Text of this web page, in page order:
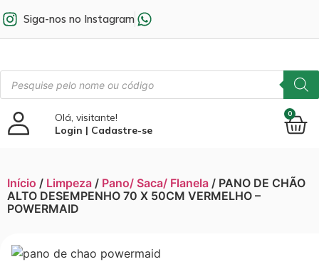
Siga-nos no Instagram
Olá, visitante!
Login | Cadastre-se
0
Início / Limpeza / Pano/ Saca/ Flanela / PANO DE CHÃO
ALTO DESEMPENHO 70 X 50CM VERMELHO –
POWERMAID